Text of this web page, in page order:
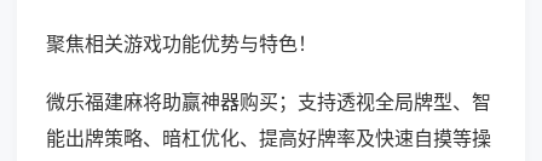
聚焦相关游戏功能优势与特色！
微乐福建麻将助赢神器购买；支持透视全局牌型、智
能出牌策略、暗杠优化、提高好牌率及快速自摸等操